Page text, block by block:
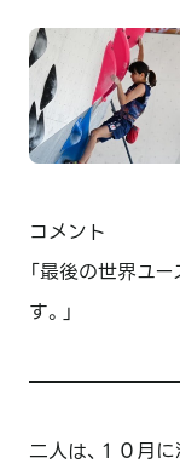
コメント
「最後の世界ユ
す。」
二人は、１０月